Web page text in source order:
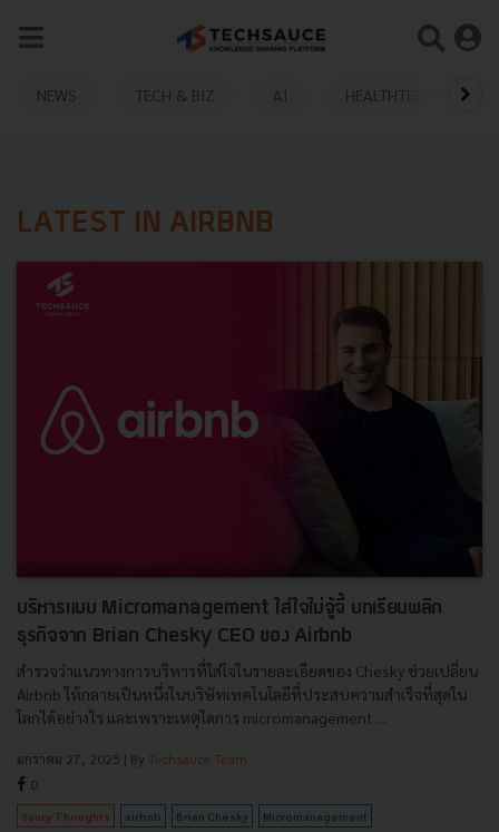
NEWS TECH & BIZ AI HEALTHTECH
LATEST IN AIRBNB
บริหารแบบ Micromanagement ใส่ใจไม่จู้จี้ บทเรียนพลิก
ธุรกิจจาก Brian Chesky CEO ของ Airbnb
สำรวจว่าแนวทางการบริหารที่ใส่ใจในรายละเอียดของ Chesky ช่วยเปลี่ยน
Airbnb ให้กลายเป็นหนึ่งในบริษัทเทคโนโลยีที่ประสบความสำเร็จที่สุดใน
โลกได้อย่างไร และเพราะเหตุใดการ micromanagement ...
มกราคม 27, 2025 | By Techsauce Team
0
Saucy Thoughts airbnb Brian Chesky Micromanagement